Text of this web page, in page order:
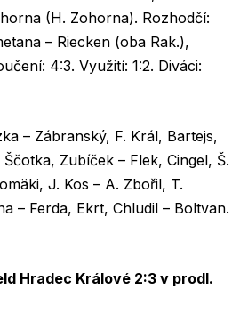
(H. Zohorna). Rozhodčí:
– Riecken (oba Rak.),
4:3. Využití: 1:2. Diváci:
– Zábranský, F. Král, Bartejs,
Zubíček – Flek, Cingel, Š.
J. Kos – A. Zbořil, T.
– Ferda, Ekrt, Chludil – Boltvan.
Hradec Králové 2:3 v prodl.